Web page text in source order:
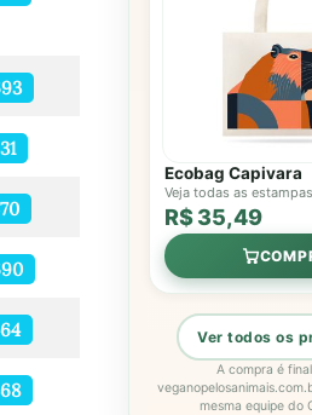
Ecobag Capivara
Veja todas as
R$ 35,49
Ver todos os
A compra é
mesma equipe do